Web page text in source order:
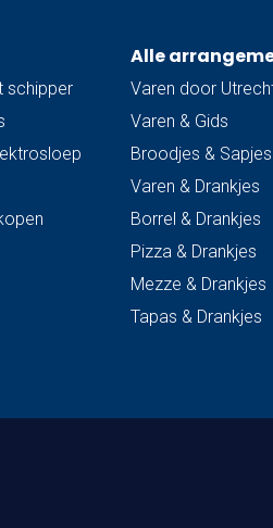
schipper
Alle
Varen door
Varen & Gids
Broodjes & Sapjes
Varen & Drankjes
Borrel & Drankjes
Pizza & Drankjes
Mezze & Drankjes
Tapas & Drankjes